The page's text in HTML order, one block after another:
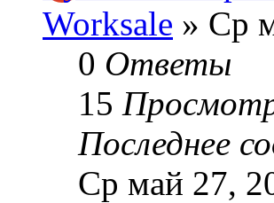
Worksale » Ср
0 Ответы
15
Последнее
Ср май 27,